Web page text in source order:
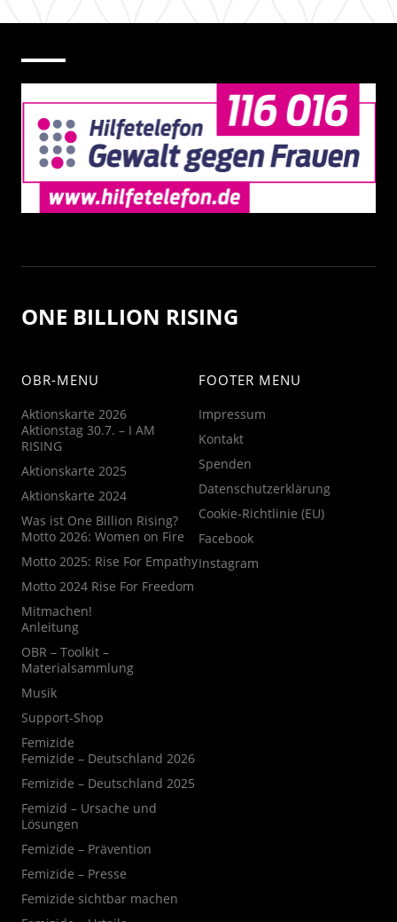
ONE BILLION RISING
OBR-MENU
Aktionskarte 2026
Aktionstag 30.7. – I AM
RISING
Aktionskarte 2025
Aktionskarte 2024
Was ist One Billion Rising?
Motto 2026: Women on Fire
Motto 2025: Rise For Empathy
Motto 2024 Rise For Freedom
Mitmachen!
Anleitung
OBR – Toolkit –
Materialsammlung
Musik
Support-Shop
Femizide
Femizide – Deutschland 2026
Femizide – Deutschland 2025
Femizid – Ursache und
Lösungen
Femizide – Prävention
Femizide – Presse
Femizide sichtbar machen
FOOTER MENU
Impressum
Kontakt
Spenden
Datenschutzerklärung
Cookie-Richtlinie (EU)
Facebook
Instagram